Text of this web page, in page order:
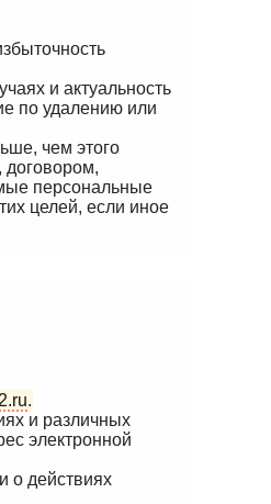
и актуальность
по удалению или
чем этого
договором,
персональные
целей, если иное
.
и различных
электронной
о действиях